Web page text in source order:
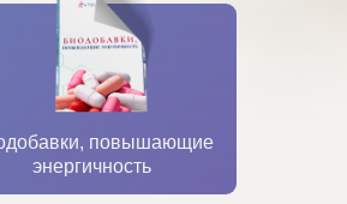
повышающие
энергичность